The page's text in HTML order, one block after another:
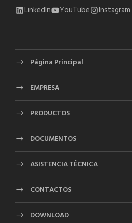
LinkedIn YouTube Instagram
Página Principal
EMPRESA
PRODUCTOS
DOCUMENTOS
ASISTENCIA TÊCNICA
CONTACTOS
DOWNLOAD